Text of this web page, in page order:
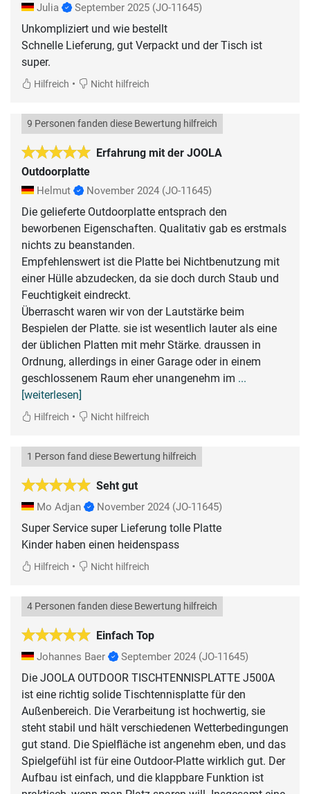
Julia September 2025 (JO-11645)
Unkompliziert und wie bestellt
Schnelle Lieferung, gut Verpackt und der Tisch ist
super.
Hilfreich • Nicht hilfreich
Erfahrung mit der JOOLA
Outdoorplatte
9 Personen fanden diese Bewertung hilfreich
Helmut November 2024 (JO-11645)
Die gelieferte Outdoorplatte entsprach den
beworbenen Eigenschaften. Qualitativ gab es erstmals
nichts zu beanstanden.
Empfehlenswert ist die Platte bei Nichtbenutzung mit
einer Hülle abzudecken, da sie doch durch Staub und
Feuchtigkeit eindreckt.
Überrascht waren wir von der Lautstärke beim
Bespielen der Platte. sie ist wesentlich lauter als eine
der üblichen Platten mit mehr Stärke. draussen in
Ordnung, allerdings in einer Garage oder in einem
geschlossenem Raum eher unangenehm im ...
[weiterlesen]
Hilfreich • Nicht hilfreich
Seht gut
1 Person fand diese Bewertung hilfreich
Mo Adjan November 2024 (JO-11645)
Super Service super Lieferung tolle Platte
Kinder haben einen heidenspass
Hilfreich • Nicht hilfreich
Einfach Top
4 Personen fanden diese Bewertung hilfreich
Johannes Baer September 2024 (JO-11645)
Die JOOLA OUTDOOR TISCHTENNISPLATTE J500A
ist eine richtig solide Tischtennisplatte für den
Außenbereich. Die Verarbeitung ist hochwertig, sie
steht stabil und hält verschiedenen Wetterbedingungen
gut stand. Die Spielfläche ist angenehm eben, und das
Spielgefühl ist für eine Outdoor-Platte wirklich gut. Der
Aufbau ist einfach, und die klappbare Funktion ist